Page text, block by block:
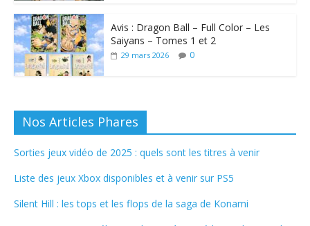
Avis : Dragon Ball – Full Color – Les
Saiyans – Tomes 1 et 2
29 mars 2026 0
Nos Articles Phares
Sorties jeux vidéo de 2025 : quels sont les titres à venir
Liste des jeux Xbox disponibles et à venir sur PS5
Silent Hill : les tops et les flops de la saga de Konami